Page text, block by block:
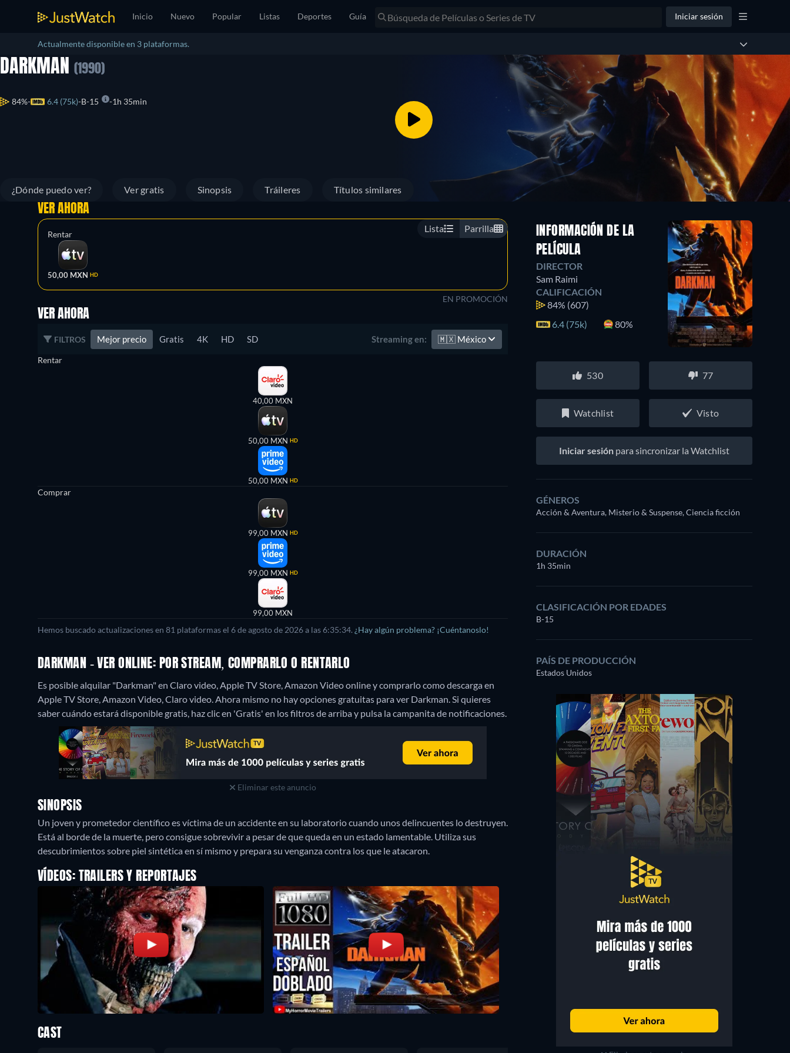
Inicio Nuevo Popular Listas Deportes Guía Iniciar sesión
Actualmente disponible en 3 plataformas.
DARKMAN (1990)
84% 6.4 (75k) B-15 1h 35min
¿Dónde puedo ver? Ver gratis Sinopsis Tráileres Títulos similares
Lista Parrilla
VER AHORA
Rentar
50,00 MXN HD
EN PROMOCIÓN
VER AHORA
FILTROS Mejor precio Gratis 4K HD SD Streaming en: 🇲🇽 México
Rentar
40,00 MXN
50,00 MXN HD
50,00 MXN HD
Comprar
99,00 MXN HD
99,00 MXN HD
99,00 MXN
Hemos buscado actualizaciones en 81 plataformas el 6 de agosto de 2026 a las 6:35:34. ¿Hay algún problema? ¡Cuéntanoslo!
DARKMAN - VER ONLINE: POR STREAM, COMPRARLO O RENTARLO
Es posible alquilar "Darkman" en Claro video, Apple TV Store, Amazon Video online y comprarlo como descarga en
Apple TV Store, Amazon Video, Claro video.Ahora mismo no hay opciones gratuitas para ver Darkman. Si quieres
saber cuándo estará disponible gratis, haz clic en 'Gratis' en los filtros de arriba y pulsa la campanita de notificaciones.
Eliminar este anuncio
SINOPSIS
Un joven y prometedor científico es víctima de un accidente en su laboratorio cuando unos delincuentes lo destruyen.
Está al borde de la muerte, pero consigue sobrevivir a pesar de que queda en un estado lamentable. Utiliza sus
descubrimientos sobre piel sintética en sí mismo y prepara su venganza contra los que le atacaron.
VÍDEOS: TRAILERS Y REPORTAJES
INFORMACIÓN DE LA
PELÍCULA
DIRECTOR
Sam Raimi
CALIFICACIÓN
84% (607)
6.4 (75k)
80%
530 77
Watchlist Visto
Iniciar sesión para sincronizar la Watchlist
GÉNEROS
Acción & Aventura, Misterio & Suspense, Ciencia ficción
DURACIÓN
1h 35min
CLASIFICACIÓN POR EDADES
B-15
PAÍS DE PRODUCCIÓN
Estados Unidos
CAST